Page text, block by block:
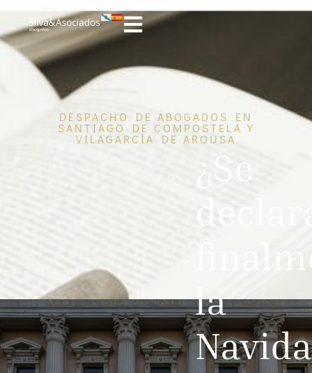
DESPACHO DE ABOGADOS EN
SANTIAGO DE COMPOSTELA Y
VILAGARCÍA DE AROUSA
¿Se
la